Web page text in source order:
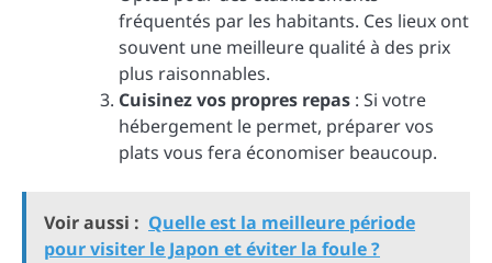
fréquentés par les habitants. Ces lieux ont
souvent une meilleure qualité à des prix
plus raisonnables.
Cuisinez vos propres repas : Si votre
hébergement le permet, préparer vos
plats vous fera économiser beaucoup.
Voir aussi : Quelle est la meilleure période
pour visiter le Japon et éviter la foule ?